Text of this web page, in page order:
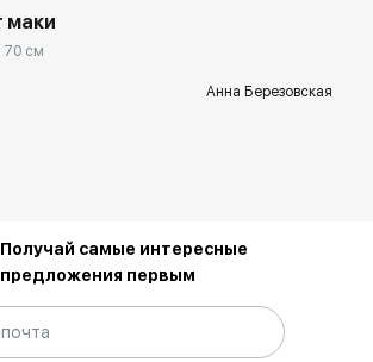
маки
70 см
Анна Березовская
Получай самые интересные
предложения первым